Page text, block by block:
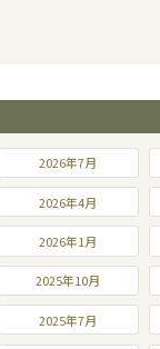
2026年7月
2026年4月
2026年1月
2025年10月
2025年7月